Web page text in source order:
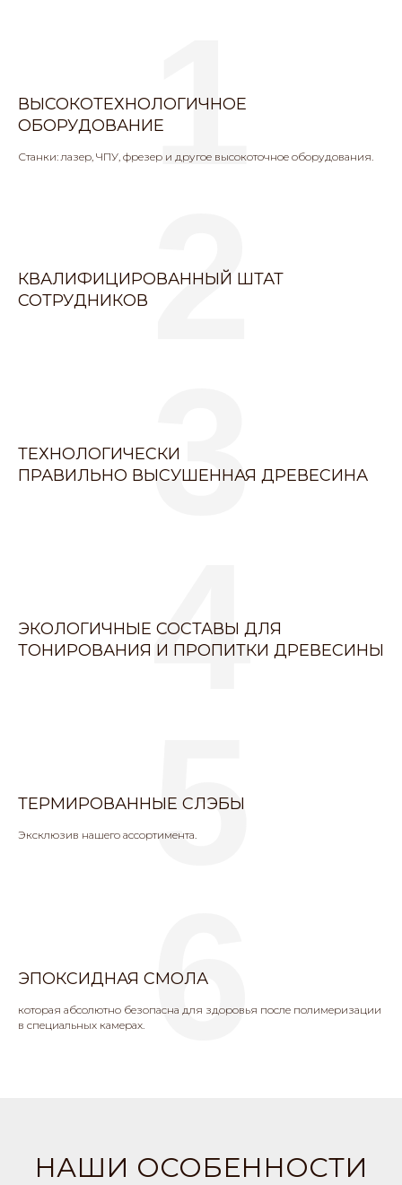
ВЫСОКОТЕХНОЛОГИЧНОЕ
ОБОРУДОВАНИЕ
Станки: лазер, ЧПУ, фрезер и другое высокоточное оборудования.
1
КВАЛИФИЦИРОВАННЫЙ ШТАТ
СОТРУДНИКОВ 2
ТЕХНОЛОГИЧЕСКИ
ПРАВИЛЬНО ВЫСУШЕННАЯ ДРЕВЕСИНА
3
ЭКОЛОГИЧНЫЕ СОСТАВЫ ДЛЯ
ТОНИРОВАНИЯ И ПРОПИТКИ ДРЕВЕСИНЫ
4
ТЕРМИРОВАННЫЕ СЛЭБЫ
Эксклюзив нашего ассортимента.5
ЭПОКСИДНАЯ СМОЛА
которая абсолютно безопасна для здоровья после полимеризации
в специальных камерах.
6
НАШИ ОСОБЕННОСТИ